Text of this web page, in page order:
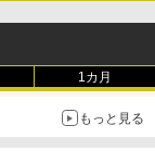
1カ月
もっと見る